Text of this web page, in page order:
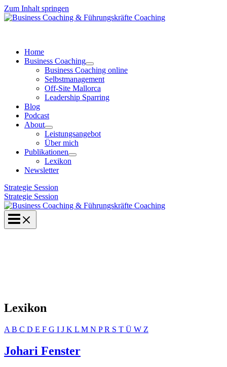
Zum Inhalt springen
Home
Business Coaching
Business Coaching online
Selbstmanagement
Off-Site Mallorca
Leadership Sparring
Blog
Podcast
About
Leistungsangebot
Über mich
Publikationen
Lexikon
Newsletter
Strategie Session
Strategie Session
Lexikon
A B C D E F G I J K L M N PR S T Ü W Z
Johari Fenster